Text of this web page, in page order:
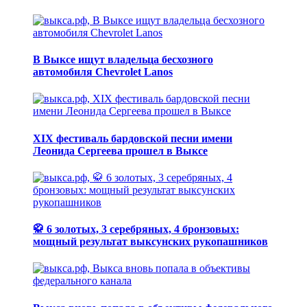
В Выксе ищут владельца бесхозного
автомобиля Chevrolet Lanos
XIX фестиваль бардовской песни имени
Леонида Сергеева прошел в Выксе
🥋 6 золотых, 3 серебряных, 4 бронзовых:
мощный результат выксунских рукопашников